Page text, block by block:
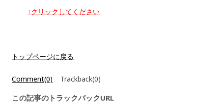
↑クリックしてください
トップページに戻る
Comment(0) Trackback(0)
この記事のトラックバックURL